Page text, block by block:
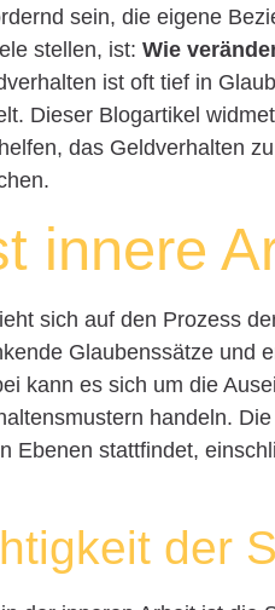
sein, die eigene
stellen, ist:Wie
ist oft tief in
Dieser Blogartikel
das Geldverhalten
innere
sich auf den Prozess
Glaubenssätze und
kann es sich um die
handeln.
Ebenen stattfindet,
der